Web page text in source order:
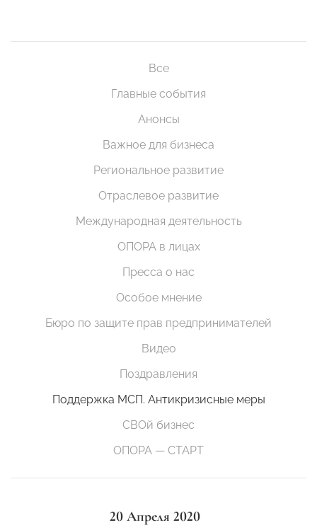
Все
Главные события
Анонсы
Важное для бизнеса
Региональное развитие
Отраслевое развитие
Международная деятельность
ОПОРА в лицах
Пресса о нас
Особое мнение
Бюро по защите прав предпринимателей
Видео
Поздравления
Поддержка МСП. Антикризисные меры
СВОй бизнес
ОПОРА — СТАРТ
20 Апреля 2020